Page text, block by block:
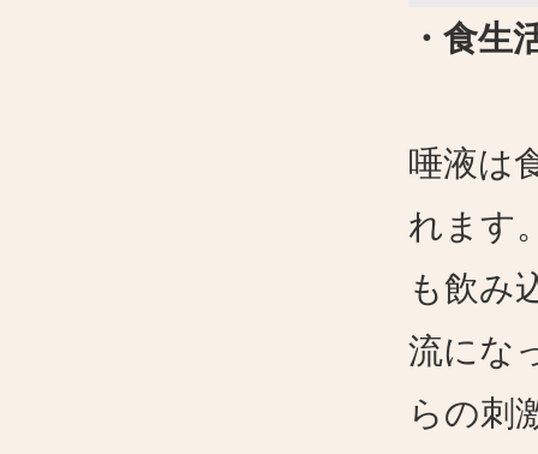
・食生
唾液は
れます
も飲み
流にな
らの刺